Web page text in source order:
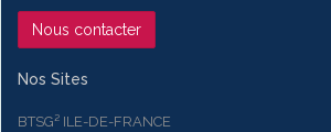
Nous contacter
Nos Sites
BTSG² ILE-DE-FRANCE